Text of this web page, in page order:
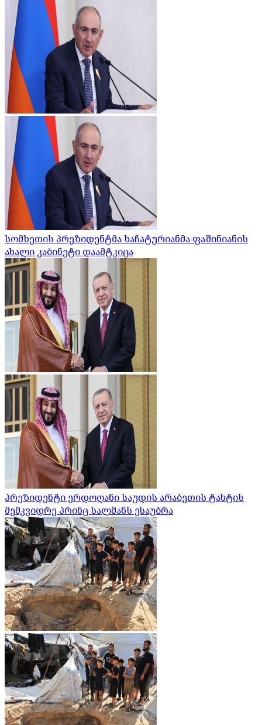
სომხეთის პრეზიდენტმა ხაჩატურიანმა ფაშინიანის
ახალი კაბინეტი დაამტკიცა
პრეზიდენტი ერდოღანი საუდის არაბეთის ტახტის
მემკვიდრე პრინც სალმანს ესაუბრა